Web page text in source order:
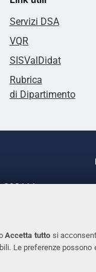
Accetta tutto si
Le preferenze
Servizi DSA
VQR
SISValDidat
Rubrica
di Dipartimento
293111